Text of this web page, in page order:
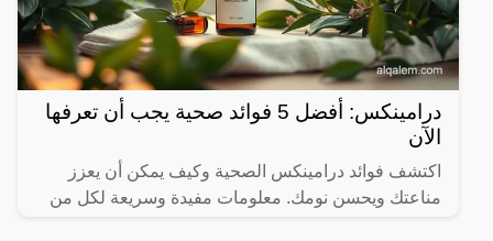
درامينكس: أفضل 5 فوائد صحية يجب أن تعرفها
الآن
اكتشف فوائد درامينكس الصحية وكيف يمكن أن يعزز
مناعتك ويحسن نومك. معلومات مفيدة وسريعة لكل من